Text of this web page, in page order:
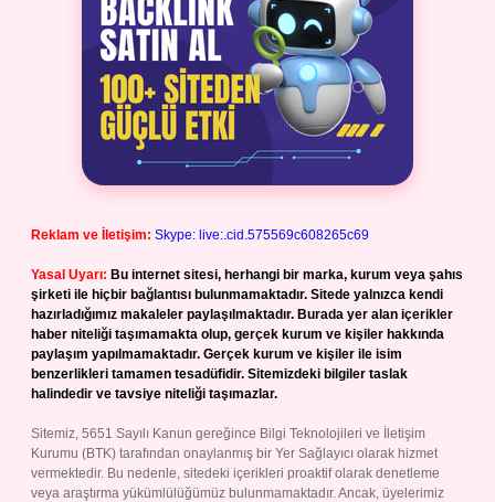
Reklam ve İletişim: Skype: live:.cid.575569c608265c69
Yasal Uyarı: Bu internet sitesi, herhangi bir marka, kurum veya şahıs
şirketi ile hiçbir bağlantısı bulunmamaktadır. Sitede yalnızca kendi
hazırladığımız makaleler paylaşılmaktadır. Burada yer alan içerikler
haber niteliği taşımamakta olup, gerçek kurum ve kişiler hakkında
paylaşım yapılmamaktadır. Gerçek kurum ve kişiler ile isim
benzerlikleri tamamen tesadüfidir. Sitemizdeki bilgiler taslak
halindedir ve tavsiye niteliği taşımazlar.
Sitemiz, 5651 Sayılı Kanun gereğince Bilgi Teknolojileri ve İletişim
Kurumu (BTK) tarafından onaylanmış bir Yer Sağlayıcı olarak hizmet
vermektedir. Bu nedenle, sitedeki içerikleri proaktif olarak denetleme
veya araştırma yükümlülüğümüz bulunmamaktadır. Ancak, üyelerimiz